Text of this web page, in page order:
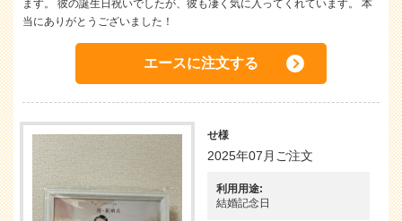
ます。 彼の誕生日祝いでしたが、彼も凄く気に入ってくれています。 本
当にありがとうございました！
エースに注文する
せ様
2025年07月ご注文
利用用途:
結婚記念日